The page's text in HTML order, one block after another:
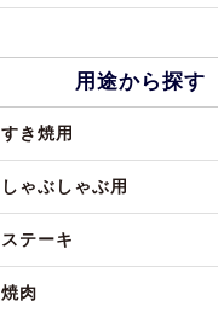
用途から探す
すき焼用
しゃぶしゃぶ用
ステーキ
焼肉